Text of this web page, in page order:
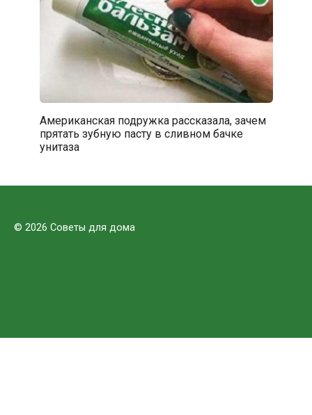
Американская подружка рассказала, зачем
прятать зубную пасту в сливном бачке
унитаза
© 2026 Советы для дома